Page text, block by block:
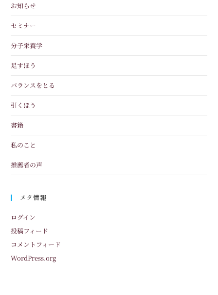
お知らせ
セミナー
分子栄養学
足すほう
バランスをとる
引くほう
書籍
私のこと
推薦者の声
メタ情報
ログイン
投稿フィード
コメントフィード
WordPress.org